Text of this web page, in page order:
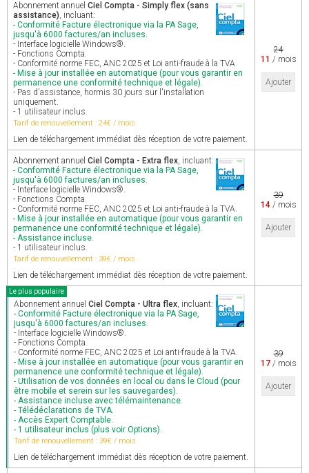
Abonnement annuel Ciel Compta - Simply flex (sans
assistance), incluant:
- Conformité Facture électronique via la PA Sage,
jusqu'à 6000 factures/an incluses.
- Interface logicielle Windows®.
- Fonctions Compta.
- Conformité norme FEC, ANC 2025 et Loi anti-fraude à la TVA.
- Mise à jour installée en automatique (pour vous garantir en
permanence une conformité technique et légale).
- Pas d'assistance, hormis 30 jours sur l'installation
uniquement.
- 1 utilisateur inclus.
Tarif de renouvellement : 24€ / mois
Lien de téléchargement immédiat dès réception de votre paiement.
24
11 / mois
Ajouter
Abonnement annuel Ciel Compta - Extra flex, incluant:
- Conformité Facture électronique via la PA Sage,
jusqu'à 6000 factures/an incluses.
- Interface logicielle Windows®.
- Fonctions Compta.
- Conformité norme FEC, ANC 2025 et Loi anti-fraude à la TVA.
- Mise à jour installée en automatique (pour vous garantir en
permanence une conformité technique et légale).
- Assistance incluse.
- 1 utilisateur inclus.
Tarif de renouvellement : 39€ / mois
Lien de téléchargement immédiat dès réception de votre paiement.
39
14/ mois
Ajouter
Le plus populaire
Abonnement annuel Ciel Compta - Ultra flex, incluant:
- Conformité Facture électronique via la PA Sage,
jusqu'à 6000 factures/an incluses.
- Interface logicielle Windows®.
- Fonctions Compta.
- Conformité norme FEC, ANC 2025 et Loi anti-fraude à la TVA.
- Mise à jour installée en automatique (pour vous garantir en
permanence une conformité technique et légale).
- Utilisation de vos données en local ou dans le Cloud (pour
être mobile et serein sur les sauvegardes).
- Assistance incluse avec télémaintenance.
- Télédéclarations de TVA.
- Accès Expert Comptable.
- 1 utilisateur inclus (plus voir Options).
Tarif de renouvellement : 39€ / mois
Lien de téléchargement immédiat dès réception de votre paiement.
39
17/ mois
Ajouter